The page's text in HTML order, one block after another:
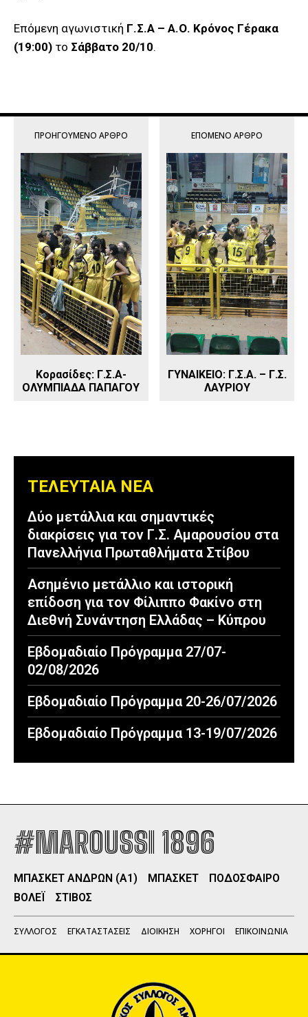
Επόμενη αγωνιστική Γ.Σ.Α – Α.Ο. Κρόνος Γέρακα
(19:00) το Σάββατο 20/10.
ΠΡΟΗΓΟΎΜΕΝΟ ΆΡΘΡΟ
Κορασίδες: Γ.Σ.Α-
ΟΛΥΜΠΙΑΔΑ ΠΑΠΑΓΟΥ
ΕΠΌΜΕΝΟ ΆΡΘΡΟ
ΓΥΝΑΙΚΕΙΟ: Γ.Σ.Α. – Γ.Σ.
ΛΑΥΡΙΟΥ
ΤΕΛΕΥΤΑΙΑ ΝΕΑ
Δύο μετάλλια και σημαντικές
διακρίσεις για τον Γ.Σ. Αμαρουσίου στα
Πανελλήνια Πρωταθλήματα Στίβου
Ασημένιο μετάλλιο και ιστορική
επίδοση για τον Φίλιππο Φακίνο στη
Διεθνή Συνάντηση Ελλάδας – Κύπρου
Εβδομαδιαίο Πρόγραμμα 27/07-
02/08/2026
Εβδομαδιαίο Πρόγραμμα 20-26/07/2026
Εβδομαδιαίο Πρόγραμμα 13-19/07/2026
#MAROUSSI 1896
ΜΠΑΣΚΕΤ ΑΝΔΡΩΝ (Α1) ΜΠΑΣΚΕΤ
ΠΟΔΟΣΦΑΙΡΟ
ΒΟΛΕΪ
ΣΤΙΒΟΣ
ΣΥΛΛΟΓΟΣ ΕΓΚΑΤΑΣΤΑΣΕΙΣ ΔΙΟΙΚΗΣΗ ΧΟΡΗΓΟΙ ΕΠΙΚΟΙΝΩΝΙΑ